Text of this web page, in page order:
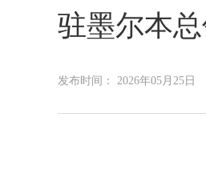
招聘信息
驻墨尔本
发布时间： 2026年05月25日